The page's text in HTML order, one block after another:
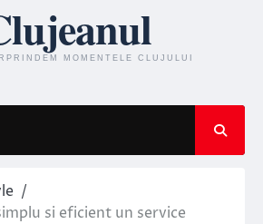
si eficient un service